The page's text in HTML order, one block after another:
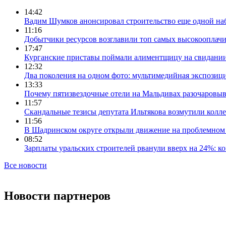
14:42
Вадим Шумков анонсировал строительство еще одной
11:16
Добытчики ресурсов возглавили топ самых
17:47
Курганские приставы поймали алиментщицу на
12:32
Два поколения на одном фото: мультимедийная
13:33
Почему пятизвездочные отели на Мальдивах
11:57
Скандальные тезисы депутата Ильтякова возмутили
11:56
В Шадринском округе открыли движение на проблемном
08:52
Зарплаты уральских строителей рванули вверх на 24%:
Все новости
Новости партнеров